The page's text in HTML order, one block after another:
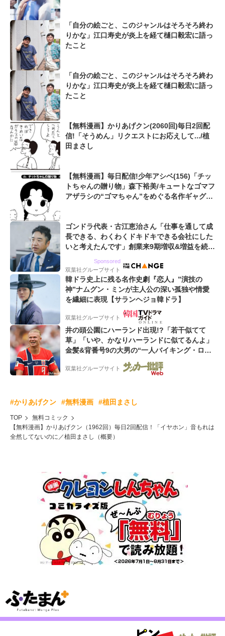
「自分の絵ごと、このジャンルはそろそろ終わ
りかな」江口寿史が炎上を経て樋口毅宏に語っ
たこと
「自分の絵ごと、このジャンルはそろそろ終わ
りかな」江口寿史が炎上を経て樋口毅宏に語っ
たこと
【無料漫画】かりあげクン(2060回)毎日2回配
信!「そうめん」リクエストにお応えして.../植
田まさし
【無料漫画】毎日配信!少年アシベ(156)「チッ
トちゃんの贈り物」森下裕美/キュートなゴマフ
アザラシの“ゴマちゃん”をめぐる名作ギャグ4
ゴンドラ代表・古江恵治さん「仕事を通して成
長できる、わくわくドキドキできる会社にした
いと考えたんです」創業来9期増収&増益を続け
Sponsored
双葉社グループサイト
韓ドラ史上に残る名作史劇『恋人』”演技の
神”ナムグン・ミンが主人公の深い孤独や情愛
を繊細に表現【サランヘジョ韓ドラ】
双葉社グループサイト
井の頭公園にハーランド出現!?「若干似てて
草」「いや、かなりハーランドに似てるんよ」
金髪&背番号9の大男の“一人バイキング・ロ
ー”映像が話題!「元気をもらった」
双葉社グループサイト
#かりあげクン #無料漫画 #植田まさし
TOP
無料コミック
【無料漫画】かりあげクン（1962回）毎日2回配信！「イヤホン」音もれは
全然してないのに／植田まさし（概要）